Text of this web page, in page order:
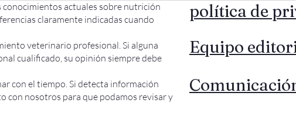
actuales sobre nutrición
claramente indicadas cuando
veterinario profesional. Si alguna
cualificado, su opinión siempre debe
con el tiempo. Si detecta información
con nosotros para que podamos revisar y
política de
Equipo